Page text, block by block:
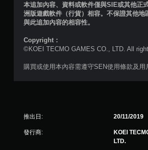
本追加內容、資料或軟件僅與SIE或其他正
洲版遊戲軟件（行貨）相容。不保證其他地
與此追加內容的相容性。
Copyright：
©KOEI TECMO GAMES CO., LTD. All
購買或使用本內容需遵守SEN使用條款及用
推出日: 20/11/2019
發行商:
KOEI
LTD.